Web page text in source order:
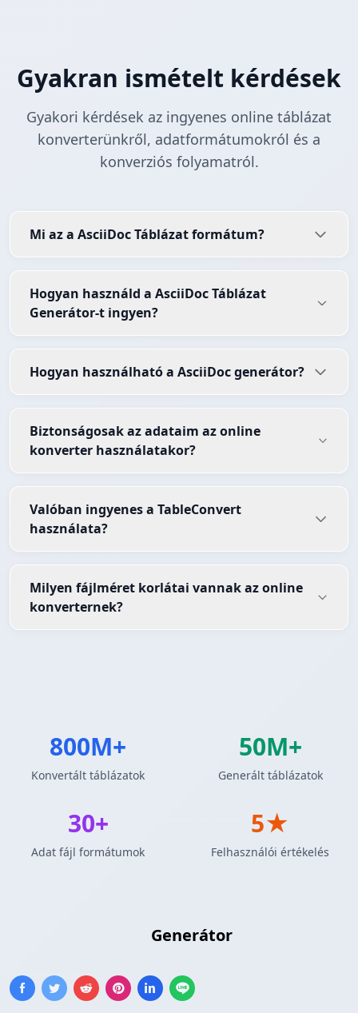
Generátor
Gyakran ismételt kérdések
Gyakori kérdések az ingyenes online táblázat
konverterünkről, adatformátumokról és a
konverziós folyamatról.
Mi az a AsciiDoc Táblázat formátum?
Hogyan használd a AsciiDoc Táblázat
Generátor-t ingyen?
Hogyan használható a AsciiDoc generátor?
Biztonságosak az adataim az online
konverter használatakor?
Valóban ingyenes a TableConvert
használata?
Milyen fájlméret korlátai vannak az online
konverternek?
800M+
Konvertált táblázatok
50M+
Generált táblázatok
30+
Adat fájl formátumok
5★
Felhasználói értékelés